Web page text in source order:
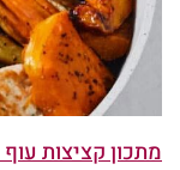
מתכון קציצות